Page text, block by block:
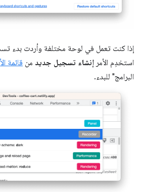
إذا كنت تعمل في لوحة مختلفة وأردت بدء
استخدِم الأمر إنشاء تسجيل جديد من قائمة
البرامج" للبدء.